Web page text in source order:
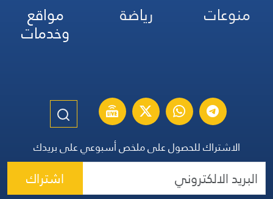
منوعات
رياضة مواقع
وخدمات
الاشتراك للحصول على ملخص أسبوعي على بريدك
اشتراك